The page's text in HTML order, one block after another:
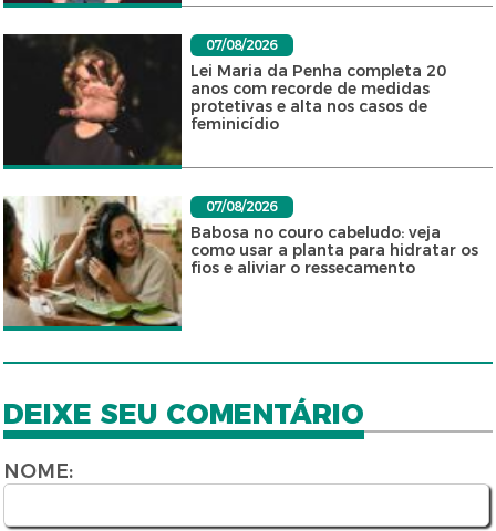
07/08/2026
Lei Maria da Penha completa 20
anos com recorde de medidas
protetivas e alta nos casos de
feminicídio
07/08/2026
Babosa no couro cabeludo: veja
como usar a planta para hidratar os
fios e aliviar o ressecamento
DEIXE SEU COMENTÁRIO
NOME: